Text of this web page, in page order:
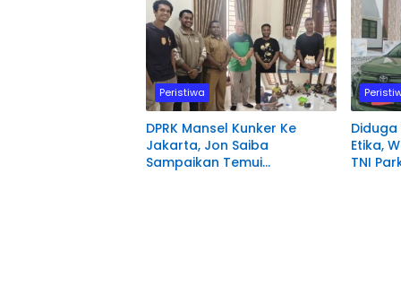
Peristiwa
DPRK Mansel Kunker Ke
Jakarta, Jon Saiba
Sampaikan Temui
Etika,
TNI